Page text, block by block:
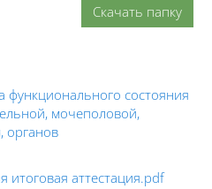
Скачать папку
функционального состояния
мочеполовой,
органов
итоговая аттестация.pdf